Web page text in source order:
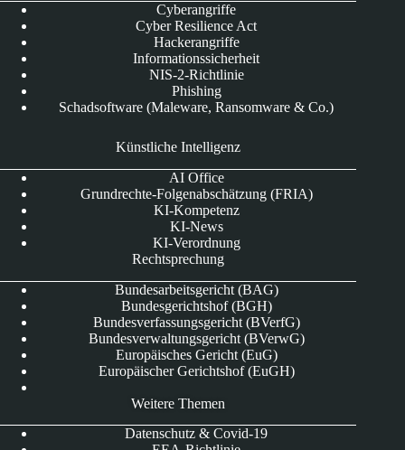
Cyberangriffe
Cyber Resilience Act
Hackerangriffe
Informationssicherheit
NIS-2-Richtlinie
Phishing
Schadsoftware (Maleware, Ransomware & Co.)
Künstliche Intelligenz
AI Office
Grundrechte-Folgenabschätzung (FRIA)
KI-Kompetenz
KI-News
KI-Verordnung
Rechtsprechung
Bundesarbeitsgericht (BAG)
Bundesgerichtshof (BGH)
Bundesverfassungsgericht (BVerfG)
Bundesverwaltungsgericht (BVerwG)
Europäisches Gericht (EuG)
Europäischer Gerichtshof (EuGH)
Weitere Themen
Datenschutz & Covid-19